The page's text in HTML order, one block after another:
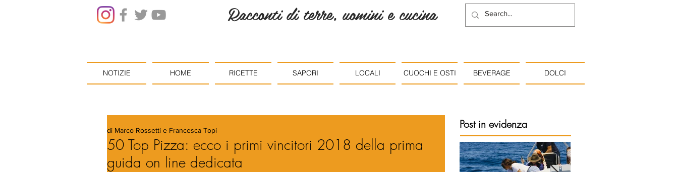
Racconti di terre, uomini e cucina
NOTIZIE HOME RICETTE SAPORI LOCALI CUOCHI E OSTI BEVERAGE DOLCI
50 Top Pizza: ecco i primi vincitori 2018 della prima
guida on line dedicata
di Marco Rossetti e Francesca Topi Post in evidenza